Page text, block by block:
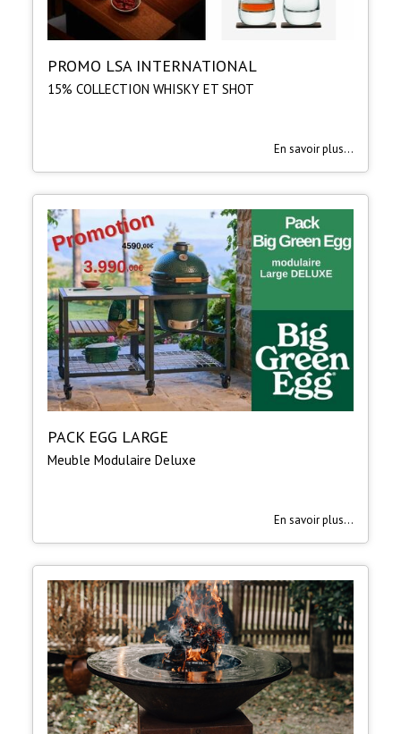
PROMO LSA INTERNATIONAL
15% COLLECTION WHISKY ET SHOT
En savoir plus...
PACK EGG LARGE
Meuble Modulaire Deluxe
En savoir plus...